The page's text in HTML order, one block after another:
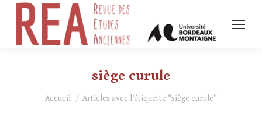
siège curule
Vous êtes ici :
Accueil Articles avec l’étiquette "siège curule"